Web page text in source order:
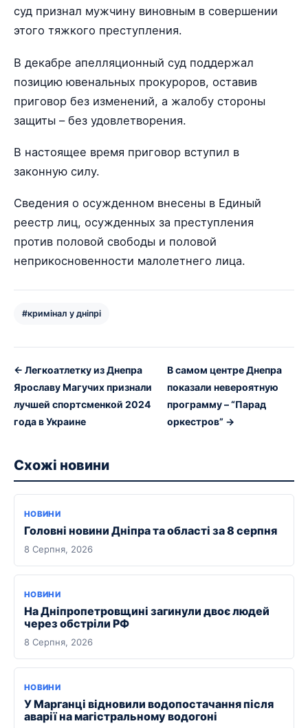
суд признал мужчину виновным в совершении
этого тяжкого преступления.
В декабре апелляционный суд поддержал
позицию ювенальных прокуроров, оставив
приговор без изменений, а жалобу стороны
защиты – без удовлетворения.
В настоящее время приговор вступил в
законную силу.
Сведения о осужденном внесены в Единый
реестр лиц, осужденных за преступления
против половой свободы и половой
неприкосновенности малолетнего лица.
#кримінал у дніпрі
← Легкоатлетку из Днепра
Ярославу Магучих признали
лучшей спортсменкой 2024
года в Украине
В самом центре Днепра
показали невероятную
программу – “Парад
оркестров” →
Схожі новини
НОВИНИ
Головні новини Дніпра та області за 8 серпня
8 Серпня, 2026
НОВИНИ
На Дніпропетровщині загинули двоє людей
через обстріли РФ
8 Серпня, 2026
НОВИНИ
У Марганці відновили водопостачання після
аварії на магістральному водогоні